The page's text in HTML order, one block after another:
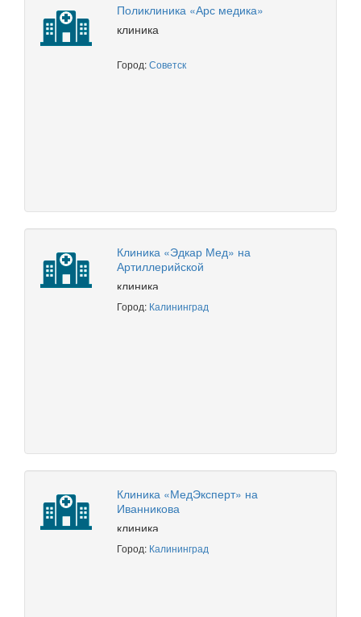
Поликлиника «Арс медика»
клиника
Город:Советск
Клиника «Эдкар Мед» на
Артиллерийской
клиника
Город: Калининград
Клиника «МедЭксперт» на
Иванникова
клиника
Город: Калининград